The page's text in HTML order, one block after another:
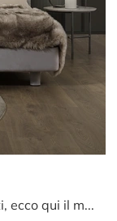
Se desideri letti matrimoniali imbottiti, ecco qui il modello Minosse in pelle per completare la camera da letto.